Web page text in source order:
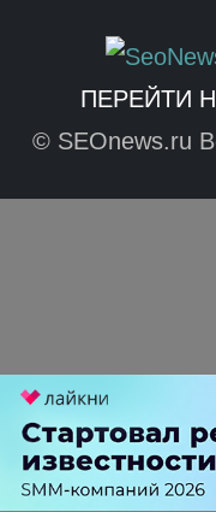
ПЕРЕЙТИ
© SEOnews.ru